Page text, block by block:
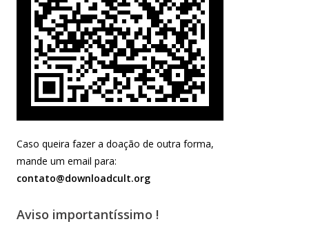
Caso queira fazer a doação de outra forma,
mande um email para:
contato@downloadcult.org
Aviso importantíssimo !